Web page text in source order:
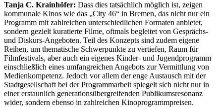
Tanja C. Krainhöfer: Dass dies tatsächlich möglich ist, zeigen
kommunale Kinos wie das „City 46“ in Bremen, das nicht nur ein
Programm mit zahlreichen unterschiedlichen Formaten anbietet,
sondern gezielt kuratierte Filme, oftmals begleitet von Gesprächs-
und Diskurs-Angeboten. Teil des Konzepts sind zudem eigene
Reihen, um thematische Schwerpunkte zu vertiefen, Raum für
Filmfestivals, aber auch ein eigenes Kinder- und Jugendprogramm
einschließlich eines umfangreichen Angebots zur Vermittlung von
Medienkompetenz. Jedoch vor allem der enge Austausch mit der
Stadtgesellschaft bei der Programmarbeit spiegelt sich nicht nur in
einer erstaunlich generationsübergreifenden Publikumsresonanz
wider, sondern ebenso in zahlreichen Kinoprogrammpreisen.